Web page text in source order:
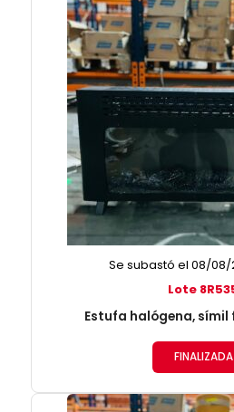
Se subastó el 08/08/
Lote
Estufa halógena, símil
FINALIZADA